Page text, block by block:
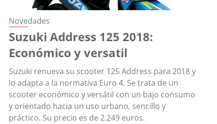
Novedades
Suzuki Address 125 2018:
Económico y versatil
Suzuki renueva su scooter 125 Address para 2018 y
lo adapta a la normativa Euro 4. Se trata de un
scooter económico y versátil con un bajo consumo
y orientado hacia un uso urbano, sencillo y
práctico. Su precio es de 2.249 euros.